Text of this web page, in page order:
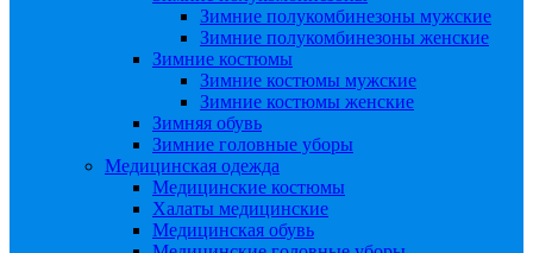
Зимние полукомбинезоны мужские
Зимние полукомбинезоны женские
Зимние костюмы
Зимние костюмы мужские
Зимние костюмы женские
Зимняя обувь
Зимние головные уборы
Медицинская одежда
Медицинские костюмы
Халаты медицинские
Медицинская обувь